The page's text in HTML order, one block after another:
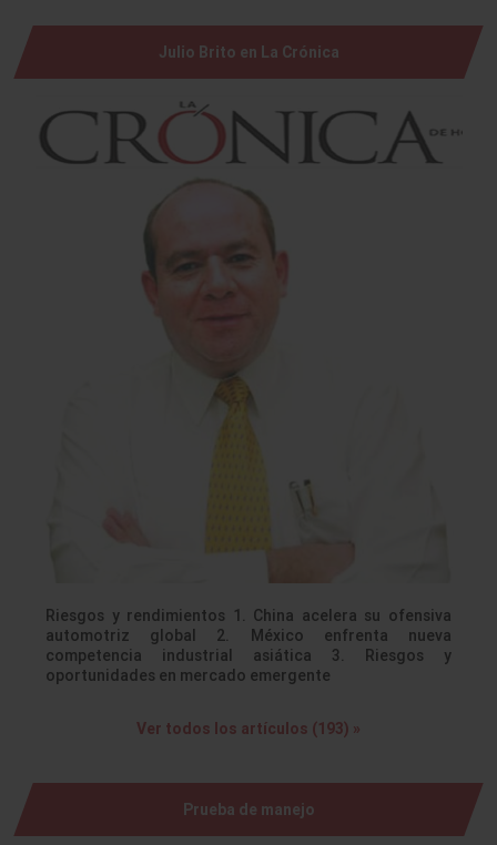
Julio Brito en La Crónica
Riesgos y rendimientos 1. China acelera su ofensiva
automotriz global 2. México enfrenta nueva
competencia industrial asiática 3. Riesgos y
oportunidades en mercado emergente
Ver todos los artículos (193) »
Prueba de manejo